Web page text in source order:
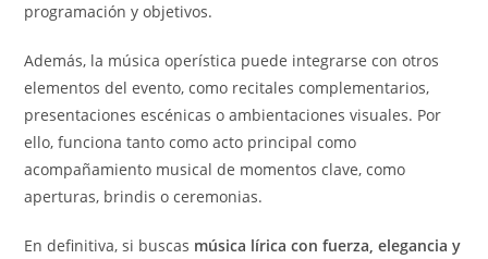
programación y objetivos.
Además, la música operística puede integrarse con otros
elementos del evento, como recitales complementarios,
presentaciones escénicas o ambientaciones visuales. Por
ello, funciona tanto como acto principal como
acompañamiento musical de momentos clave, como
aperturas, brindis o ceremonias.
En definitiva, si buscas música lírica con fuerza, elegancia y